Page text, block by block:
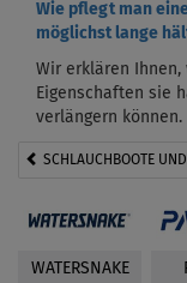
Wie pflegt man
möglichst lange
Wir erklären
Eigenschaften sie
verlängern können.
SCHLAUCHBOOTE
WATERSNAKE